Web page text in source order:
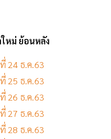
หม่ ย้อนหลัง
24 ธ.ค.63
25 ธ.ค.63
26 ธ.ค.63
27 ธ.ค.63
28 ธ.ค.63